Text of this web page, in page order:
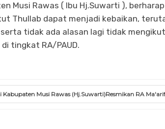
Musi Rawas ( Ibu Hj.Suwarti ),
Thullab dapat menjadi kebaikan,
tidak ada alasan lagi tidak
tingkat RA/PAUD.
Kabupaten Musi Rawas (Hj.Suwarti)Resmikan RA